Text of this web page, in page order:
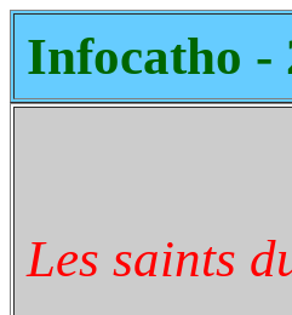
Infocatho -
Les saints